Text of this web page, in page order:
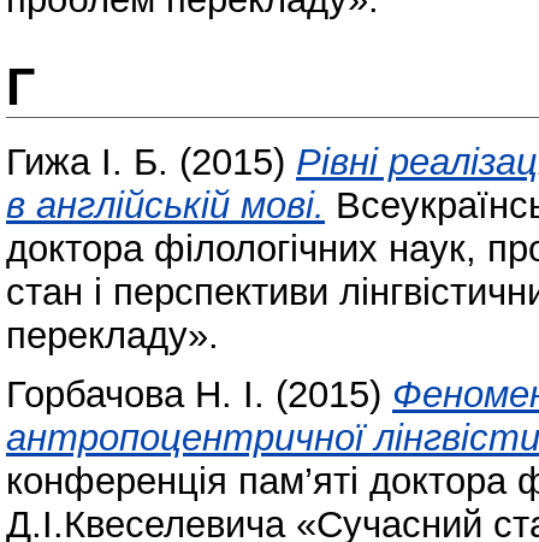
Г
Гижа І. Б. (2015) Рівні
в англійській мові.
доктора філологічних наук,
стан і перспективи
перекладу».
Горбачова Н. І. (2015)
антропоцентричної
конференція пам’яті доктора
Д.І.Квеселевича «Сучасний